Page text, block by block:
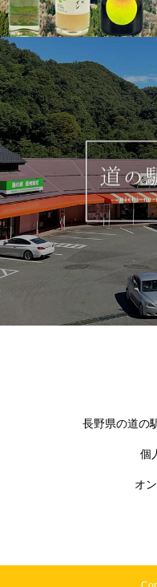
長野県の道の
個
オ